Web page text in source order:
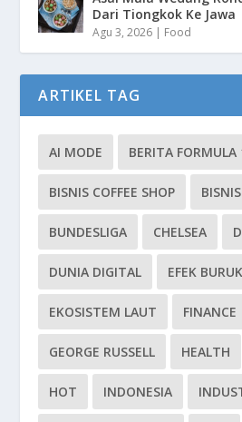
Dari Tiongkok Ke Jawa
Agu 3, 2026 | Food
ARTIKEL TAG
AI MODE BERITA FORMULA
BISNIS COFFEE SHOP
BUNDESLIGA CHELSEA
DUNIA DIGITAL EFEK BURUK
EKOSISTEM LAUT FINANCE
GEORGE RUSSELL HEALTH
HOT INDONESIA